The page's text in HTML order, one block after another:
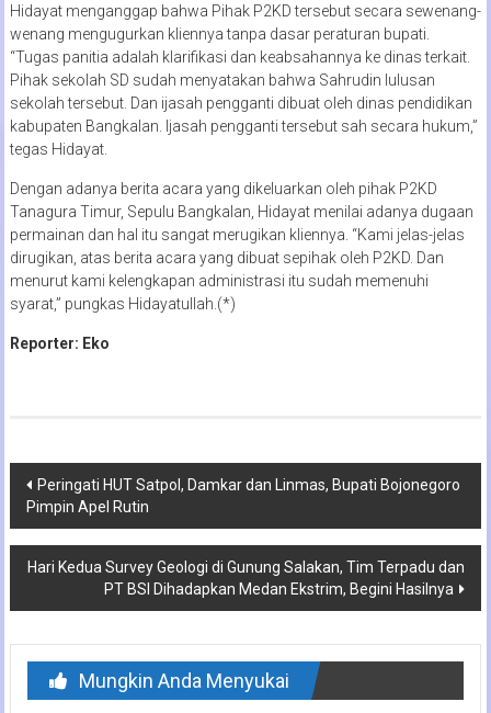
Hidayat menganggap bahwa Pihak P2KD tersebut secara sewenang-
wenang mengugurkan kliennya tanpa dasar peraturan bupati.
“Tugas panitia adalah klarifikasi dan keabsahannya ke dinas terkait.
Pihak sekolah SD sudah menyatakan bahwa Sahrudin lulusan
sekolah tersebut. Dan ijasah pengganti dibuat oleh dinas pendidikan
kabupaten Bangkalan. Ijasah pengganti tersebut sah secara hukum,”
tegas Hidayat.
Dengan adanya berita acara yang dikeluarkan oleh pihak P2KD
Tanagura Timur, Sepulu Bangkalan, Hidayat menilai adanya dugaan
permainan dan hal itu sangat merugikan kliennya. “Kami jelas-jelas
dirugikan, atas berita acara yang dibuat sepihak oleh P2KD. Dan
menurut kami kelengkapan administrasi itu sudah memenuhi
syarat,” pungkas Hidayatullah.(*)
Reporter: Eko
Navigasi
pos
Peringati HUT Satpol, Damkar dan Linmas, Bupati Bojonegoro
Pimpin Apel Rutin
Hari Kedua Survey Geologi di Gunung Salakan, Tim Terpadu dan
PT BSI Dihadapkan Medan Ekstrim, Begini Hasilnya
Mungkin Anda Menyukai